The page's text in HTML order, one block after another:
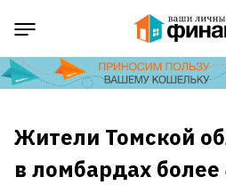
Жители Томской
в ломбардах